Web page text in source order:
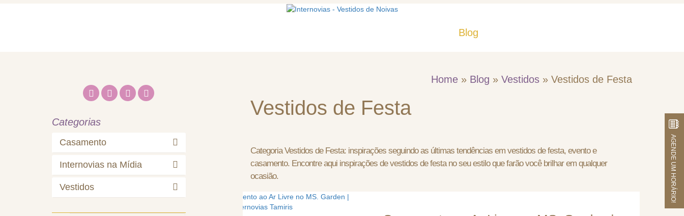
Blog
Categorias
Casamento
Internovias na Mídia
Vestidos
Home » Blog » Vestidos » Vestidos de Festa
Vestidos de Festa
Categoria Vestidos de Festa: inspirações seguindo as últimas tendências em vestidos de festa, evento e
casamento. Encontre aqui inspirações de vestidos de festa no seu estilo que farão você brilhar em qualquer
ocasião.
AGENDE UM HORÁRIO!